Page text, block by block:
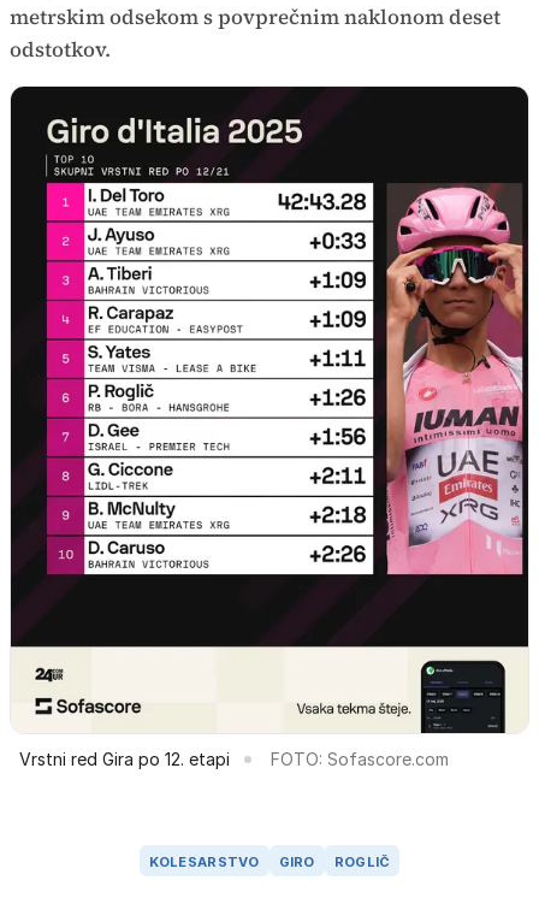
metrskim odsekom s povprečnim naklonom deset
odstotkov.
Vrstni red Gira po 12. etapi FOTO: Sofascore.com
KOLESARSTVO GIRO ROGLIČ